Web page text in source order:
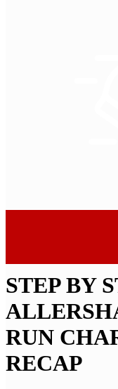
STEP BY
RUN
RECAP